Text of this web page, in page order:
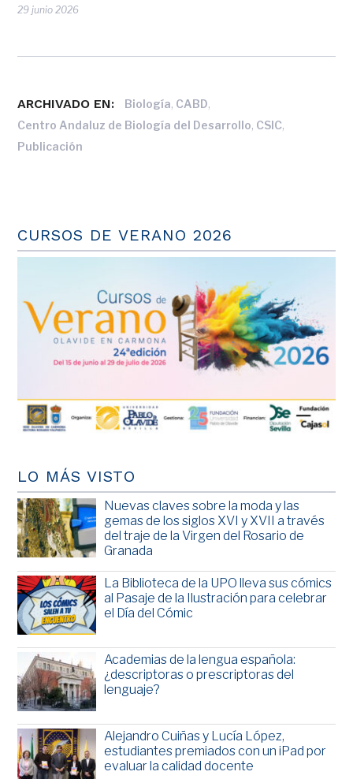
29 junio 2026
ARCHIVADO EN: Biología, CABD,
Centro Andaluz de Biología del Desarrollo, CSIC,
Publicación
CURSOS DE VERANO 2026
LO MÁS VISTO
Nuevas claves sobre la moda y las
gemas de los siglos XVI y XVII a través
del traje de la Virgen del Rosario de
Granada
La Biblioteca de la UPO lleva sus cómics
al Pasaje de la Ilustración para celebrar
el Día del Cómic
Academias de la lengua española:
¿descriptoras o prescriptoras del
lenguaje?
Alejandro Cuiñas y Lucía López,
estudiantes premiados con un iPad por
evaluar la calidad docente